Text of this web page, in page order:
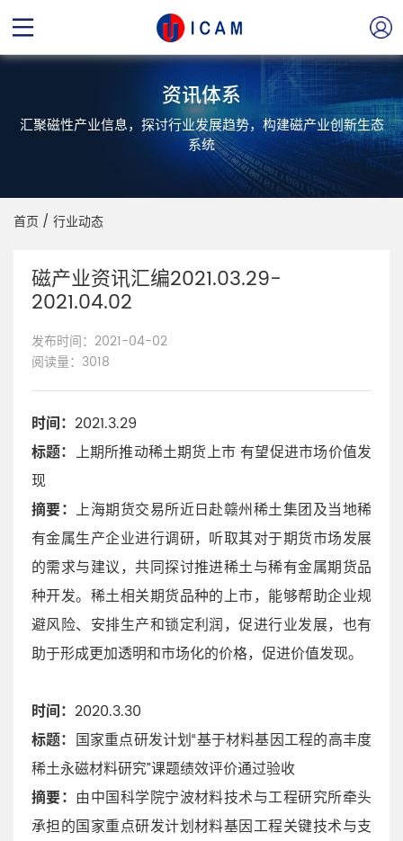
资讯体系
汇聚磁性产业信息，探讨行业发展趋势，构建磁产业创新生态
系统
首页 / 行业动态
磁产业资讯汇编2021.03.29-
2021.04.02
发布时间：2021-04-02
阅读量：3018
时间： 2021.3.29
标题： 上期所推动稀土期货上市 有望促进市场价值发
现
摘要：上海期货交易所近日赴赣州稀土集团及当地稀
有金属生产企业进行调研，听取其对于期货市场发展
的需求与建议，共同探讨推进稀土与稀有金属期货品
种开发。稀土相关期货品种的上市，能够帮助企业规
避风险、安排生产和锁定利润，促进行业发展，也有
助于形成更加透明和市场化的价格，促进价值发现。
时间： 2020.3.30
标题： 国家重点研发计划“基于材料基因工程的高丰度
稀土永磁材料研究”课题绩效评价通过验收
摘要： 由中国科学院宁波材料技术与工程研究所牵头
承担的国家重点研发计划材料基因工程关键技术与支